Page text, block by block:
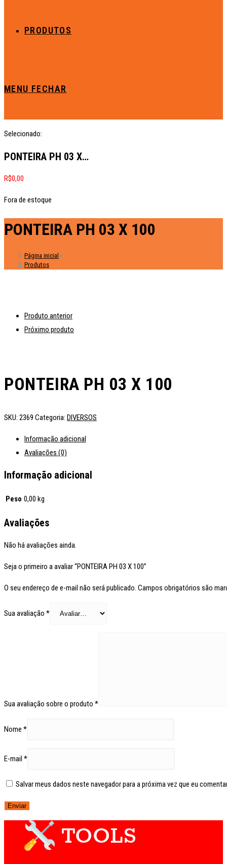
PRODUTOS
MENU FECHAR
Selecionado:
PONTEIRA PH 03 X…
R$0,00
Fora de estoque
PONTEIRA PH 03 X 100
Página inicial >
Produtos
Produto anterior
Próximo produto
PONTEIRA PH 03 X 100
SKU: 2369 Categoria: DIVERSOS
Informação adicional
Avaliações (0)
Informação adicional
Peso 0,00 kg
Avaliações
Não há avaliações ainda.
Seja o primeiro a avaliar “PONTEIRA PH 03 X 100”
O seu endereço de e-mail não será publicado. Campos obrigatórios são
Sua avaliação *
Sua avaliação sobre o produto *
Nome *
E-mail *
Salvar meus dados neste navegador para a próxima vez que eu